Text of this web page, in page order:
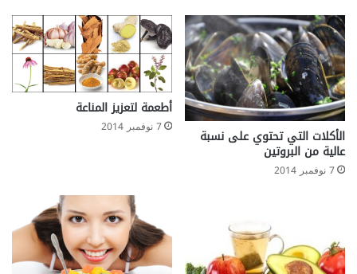
ل
م
ح
ي
ط
ي
ف
ي
ا
ل
ن
الأكلات التي تحتوي على نسبة
عالية من البروتين
7 نوفمبر 2014
أطعمة لتعزيز المناعة
7 نوفمبر 2014